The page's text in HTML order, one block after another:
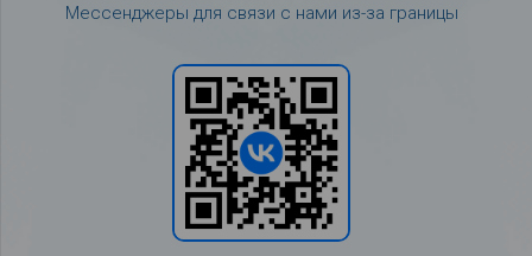
Мессенджеры для связи с нами из-за границы